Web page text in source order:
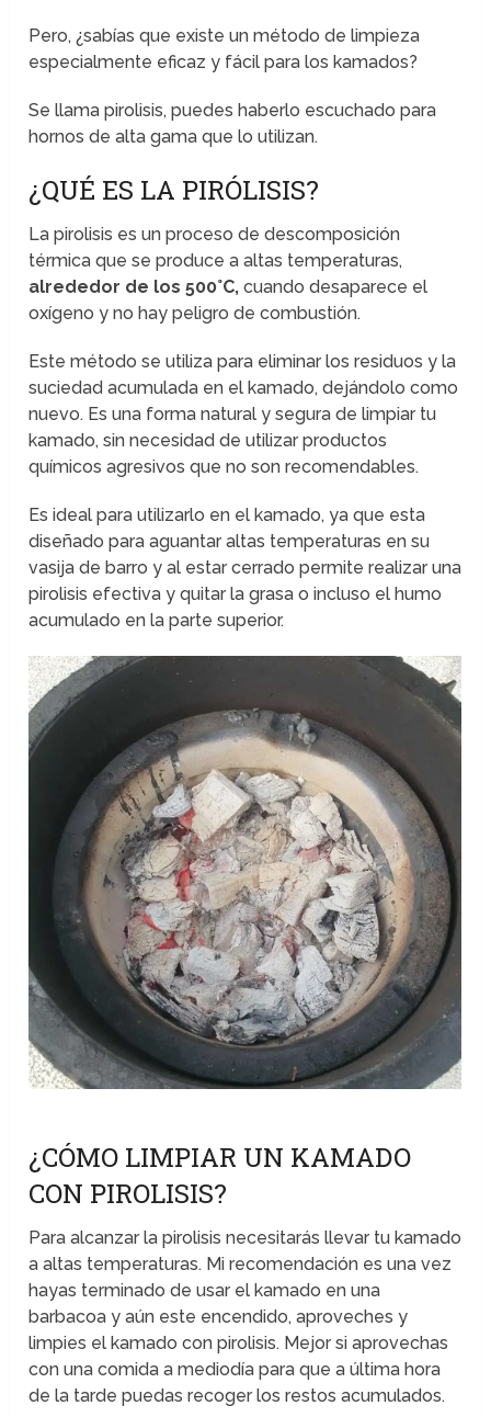
Pero, ¿sabías que existe un método de limpieza
especialmente eficaz y fácil para los kamados?
Se llama pirolisis, puedes haberlo escuchado para
hornos de alta gama que lo utilizan.
¿QUÉ ES LA PIRÓLISIS?
La pirolisis es un proceso de descomposición
térmica que se produce a altas temperaturas,
alrededor de los 500°C, cuando desaparece el
oxígeno y no hay peligro de combustión.
Este método se utiliza para eliminar los residuos y la
suciedad acumulada en el kamado, dejándolo como
nuevo. Es una forma natural y segura de limpiar tu
kamado, sin necesidad de utilizar productos
químicos agresivos que no son recomendables.
Es ideal para utilizarlo en el kamado, ya que esta
diseñado para aguantar altas temperaturas en su
vasija de barro y al estar cerrado permite realizar una
pirolisis efectiva y quitar la grasa o incluso el humo
acumulado en la parte superior.
¿CÓMO LIMPIAR UN KAMADO
CON PIROLISIS?
Para alcanzar la pirolisis necesitarás llevar tu kamado
a altas temperaturas. Mi recomendación es una vez
hayas terminado de usar el kamado en una
barbacoa y aún este encendido, aproveches y
limpies el kamado con pirolisis. Mejor si aprovechas
con una comida a mediodía para que a última hora
de la tarde puedas recoger los restos acumulados.